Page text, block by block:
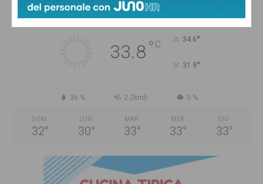
PISTOIA
33.8° C 34.6°
31.9°
36 % 2.2kmh 0 %
DOM
32°
LUN
30°
MAR
33°
MER
33°
GIO
33°